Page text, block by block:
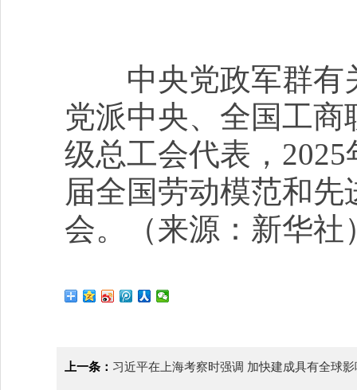
中央党政军群有
党派中央、全国工
级总工会代表，
届全国劳动模范和
会。（来源：新华社
上一条： 习近平在上海考察时强调 加快建成具有全球